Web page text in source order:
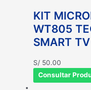
KIT
WT805
SMART TV
S/ 50.00
Consultar